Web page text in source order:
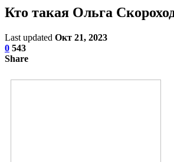
Кто такая Ольга
Last updated Окт 21, 2023
0 543
Share